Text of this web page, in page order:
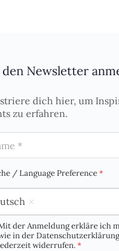
den Newsletter
dich hier, um
zu erfahren.
/ Language Preference*
der Anmeldung erkläre ich
in der
widerrufen.*